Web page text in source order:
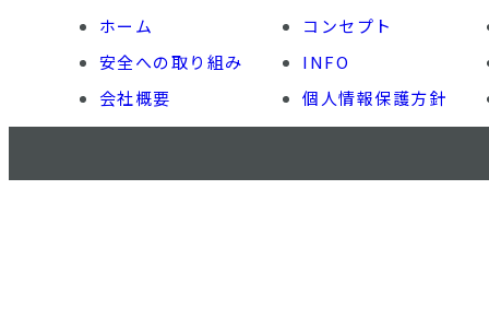
ホーム
コンセプト
安全への取り組み
INFO
会社概要
個人情報保護方針